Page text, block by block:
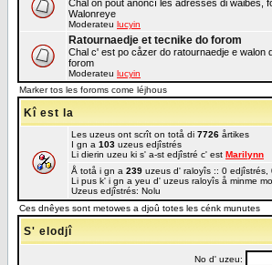
Chal on pout anoncî les adresses di waibes,
Walonreye
Moderateu lucyin
Ratournaedje et tecnike do forom
Chal c' est po cåzer do ratournaedje e
forom
Moderateu lucyin
Marker tos les foroms come léjhous
Kî est la
Les uzeus ont scrît on totå di 7726 årtikes
I gn a 103 uzeus edjîstrés
Li dierin uzeu ki s' a-st edjîstré c' est Marilynn
Å totå i gn a 239 uzeus d' raloyîs :: 0
Li pus k' i gn a yeu d' uzeus raloyîs å minme
Uzeus edjîstrés: Nolu
Ces dnêyes sont metowes a djoû totes les cénk munutes
S' elodjî
No d' uzeu: